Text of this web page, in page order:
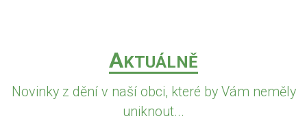
AKTUÁLNĚ
Novinky z dění v naší obci, které by Vám neměly
uniknout...